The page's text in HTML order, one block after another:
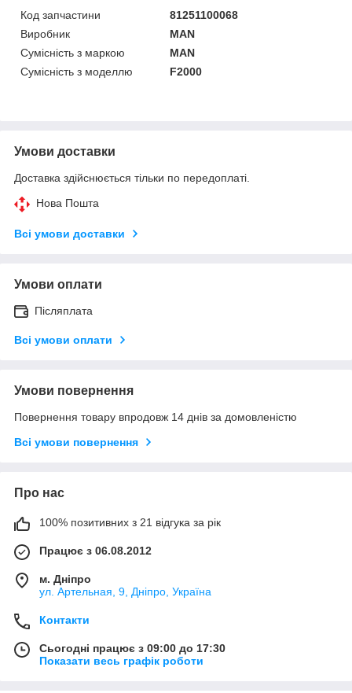
Код запчастини
81251100068
Виробник
MAN
Сумісність з маркою
MAN
Сумісність з моделлю
F2000
Умови доставки
Доставка здійснюється тільки по передоплаті.
Нова Пошта
Всі умови доставки
Умови оплати
Післяплата
Всі умови оплати
Умови повернення
Повернення товару впродовж 14 днів за домовленістю
Всі умови повернення
Про нас
100% позитивних з 21 відгука за рік
Працює з 06.08.2012
м. Дніпро
ул. Артельная, 9, Дніпро, Україна
Контакти
Сьогодні працює з 09:00 до 17:30
Показати весь графік роботи